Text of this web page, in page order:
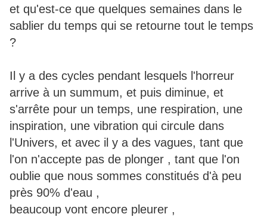
et qu'est-ce que quelques semaines dans le
sablier du temps qui se retourne tout le temps
?
Il y a des cycles pendant lesquels l'horreur
arrive à un summum, et puis diminue, et
s'arrête pour un temps, une respiration, une
inspiration, une vibration qui circule dans
l'Univers, et avec il y a des vagues, tant que
l'on n'accepte pas de plonger , tant que l'on
oublie que nous sommes constitués d'à peu
près 90% d'eau ,
beaucoup vont encore pleurer ,